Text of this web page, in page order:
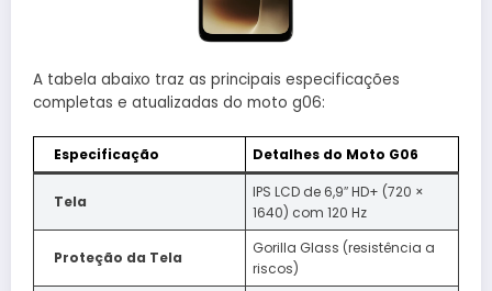
A tabela abaixo traz as principais especificações
completas e atualizadas do moto g06:
Especificação Detalhes do Moto G06
Tela
IPS LCD de 6,9″ HD+ (720 ×
1640) com 120 Hz
Proteção da Tela
Gorilla Glass (resistência a
riscos)